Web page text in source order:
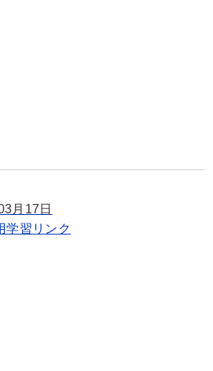
月17日
学習リンク